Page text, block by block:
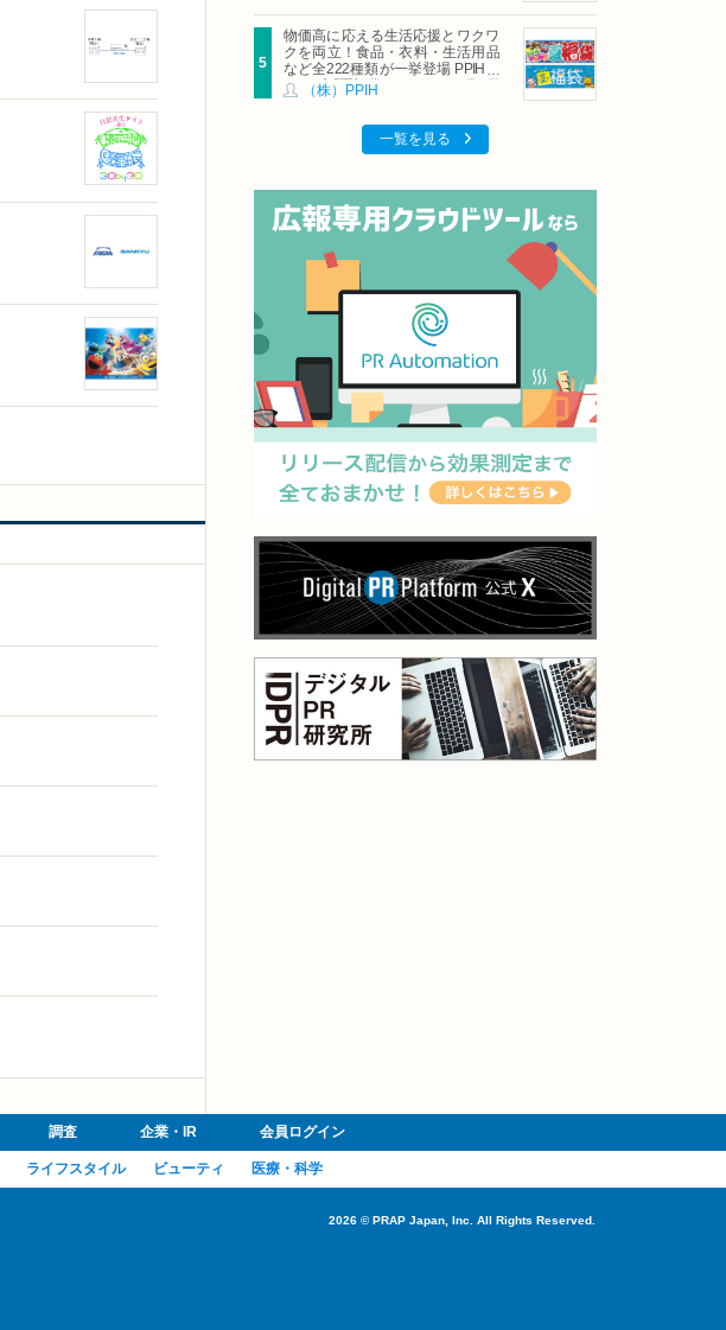
物価高に応える生活応援とワクワ
クを両立！食品・衣料・生活用品
など全222種類が一挙登場 PPIHグ
ループ「夏福袋」＆セール 8月6日
(木)より順次スタート
（株）PPIH
一覧を見る
調査 企業・IR 会員ログイン
ライフスタイル ビューティ 医療・科学
2026 ©PRAP Japan, Inc. All Rights Reserved.